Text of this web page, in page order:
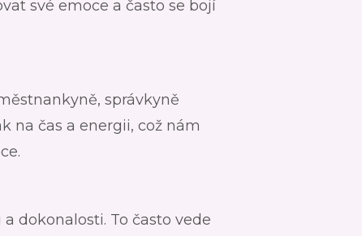
své emoce a často se bojí
správkyně
na čas a energii, což nám
dokonalosti. To často vede